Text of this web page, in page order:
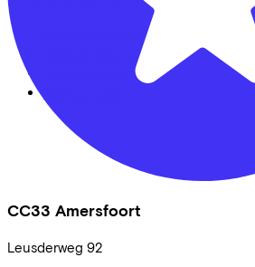
CC33 Amersfoort
Leusderweg 92
Privacy statement
Cookie statement
Cookie settings